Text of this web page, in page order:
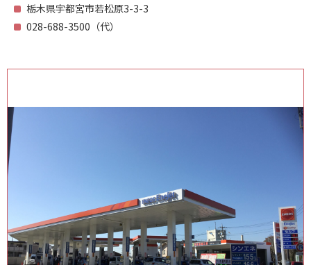
栃木県宇都宮市若松原3-3-3
028-688-3500（代）